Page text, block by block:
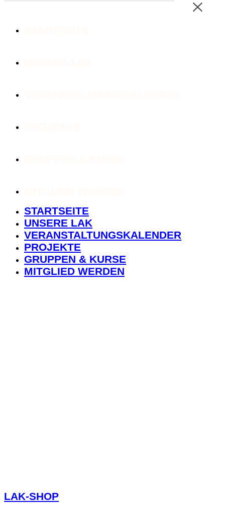
STARTSEITE
UNSERE LAK
VERANSTALTUNGSKALENDER
PROJEKTE
GRUPPEN & KURSE
MITGLIED WERDEN
LAK-SHOP